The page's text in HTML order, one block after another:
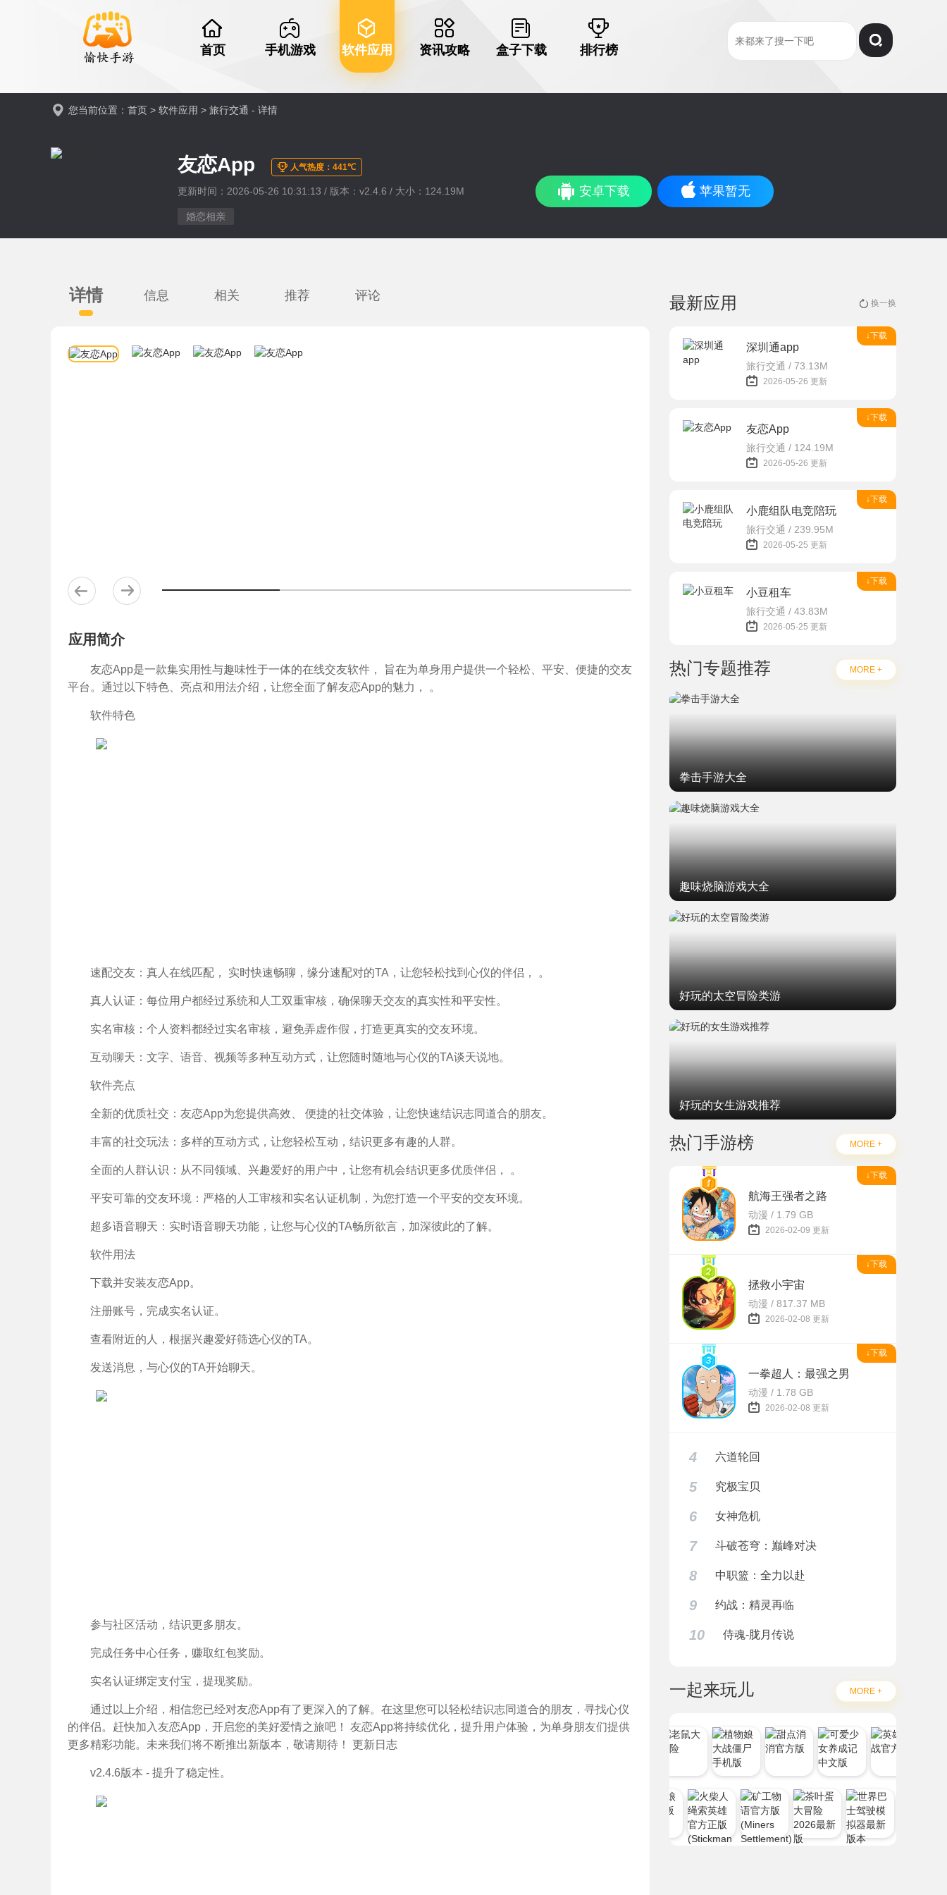
首页 手机游戏 软件应用 资讯攻略 盒子下载 排行榜
您当前位置： 首页 > 软件应用 > 旅行交通 - 详情
友恋App 人气热度：441℃
更新时间：2026-05-26 10:31:13 / 版本：v2.4.6 / 大小：124.19M
婚恋相亲
安卓下载 苹果暂无
详情 信息 相关 推荐 评论
应用简介
友恋App是一款集实用性与趣味性于一体的在线交友软件， 旨在为单身用户提供一个轻松、平安、便捷的交友
平台。通过以下特色、亮点和用法介绍，让您全面了解友恋App的魅力， 。
软件特色
速配交友：真人在线匹配， 实时快速畅聊，缘分速配对的TA，让您轻松找到心仪的伴侣， 。
真人认证：每位用户都经过系统和人工双重审核，确保聊天交友的真实性和平安性。
实名审核：个人资料都经过实名审核，避免弄虚作假，打造更真实的交友环境。
互动聊天：文字、语音、视频等多种互动方式，让您随时随地与心仪的TA谈天说地。
软件亮点
全新的优质社交：友恋App为您提供高效、 便捷的社交体验，让您快速结识志同道合的朋友。
丰富的社交玩法：多样的互动方式，让您轻松互动，结识更多有趣的人群。
全面的人群认识：从不同领域、兴趣爱好的用户中，让您有机会结识更多优质伴侣， 。
平安可靠的交友环境：严格的人工审核和实名认证机制，为您打造一个平安的交友环境。
超多语音聊天：实时语音聊天功能，让您与心仪的TA畅所欲言，加深彼此的了解。
软件用法
下载并安装友恋App。
注册账号，完成实名认证。
查看附近的人，根据兴趣爱好筛选心仪的TA。
发送消息，与心仪的TA开始聊天。
参与社区活动，结识更多朋友。
完成任务中心任务，赚取红包奖励。
实名认证绑定支付宝，提现奖励。
通过以上介绍，相信您已经对友恋App有了更深入的了解。在这里您可以轻松结识志同道合的朋友，寻找心仪
的伴侣。赶快加入友恋App，开启您的美好爱情之旅吧！ 友恋App将持续优化，提升用户体验，为单身朋友们提供
更多精彩功能。未来我们将不断推出新版本，敬请期待！ 更新日志
v2.4.6版本 - 提升了稳定性。
最新应用 换一换
↓下载
深圳通app
旅行交通 / 73.13M
2026-05-26 更新
↓下载
友恋App
旅行交通 / 124.19M
2026-05-26 更新
↓下载
小鹿组队电竞陪玩
旅行交通 / 239.95M
2026-05-25 更新
↓下载
小豆租车
旅行交通 / 43.83M
2026-05-25 更新
热门专题推荐 MORE +
拳击手游大全
趣味烧脑游戏大全
好玩的太空冒险类游
好玩的女生游戏推荐
热门手游榜 MORE +
↓下载
航海王强者之路
动漫 / 1.79 GB
2026-02-09 更新
↓下载
拯救小宇宙
动漫 / 817.37 MB
2026-02-08 更新
↓下载
一拳超人：最强之男
动漫 / 1.78 GB
2026-02-08 更新
4 六道轮回
5 究极宝贝
6 女神危机
7 斗破苍穹：巅峰对决
8 中职篮：全力以赴
9 约战：精灵再临
10 侍魂-胧月传说
一起来玩儿 MORE +